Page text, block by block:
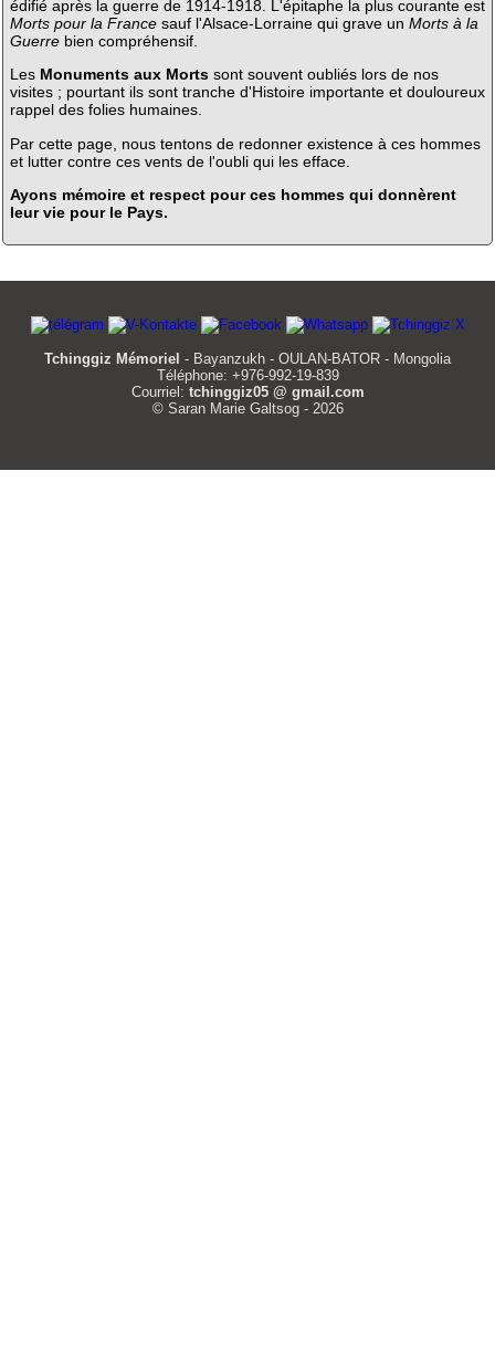
édifié après la guerre de 1914-1918. L'épitaphe la plus courante est
Morts pour la Francesauf l'Alsace-Lorraine qui grave un Morts à la
Guerrebien compréhensif.
Les Monuments aux Mortssont souvent oubliés lors de nos
visites ; pourtant ils sont tranche d'Histoire importante et douloureux
rappel des folies humaines.
Par cette page, nous tentons de redonner existence à ces hommes
et lutter contre ces vents de l'oubli qui les efface.
Ayons mémoire et respect pour ces hommes qui donnèrent
leur vie pour le Pays.
Tchinggiz Mémoriel - Bayanzukh - OULAN-BATOR - Mongolia
Téléphone: +976-992-19-839
Courriel: tchinggiz05 @ gmail.com
© Saran Marie Galtsog - 2026